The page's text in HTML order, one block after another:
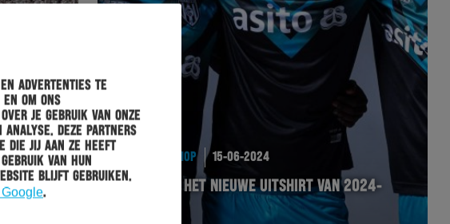
advertenties te
om ons
je gebruik van onze
Deze partners
die jij aan ze heeft
van hun
blijft gebruiken.
.
EEN
FANSERVICESHOP 15-06-2024
BESTEL NU HET NIEUWE UITSHIRT VAN 2024-